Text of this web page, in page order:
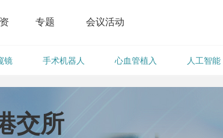
专题 会议活动
镜 手术机器人 心血管植入 人工智能
交所